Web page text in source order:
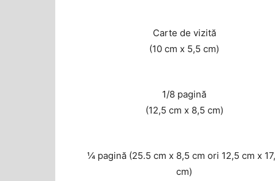
Carte de vizită
(10 cm x 5,5 cm)
1/8 pagină
(12,5 cm x 8,5 cm)
¼ pagină (25.5 cm x 8,5 cm ori 12,5 cm x
cm)